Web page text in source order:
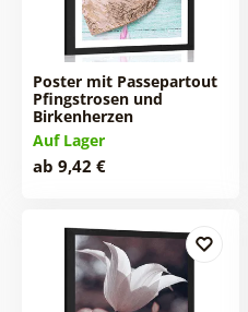
Poster mit Passepartout
Pfingstrosen und
Birkenherzen
Auf Lager
ab 9,42 €